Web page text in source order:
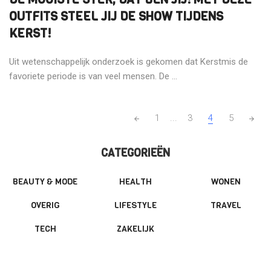
OUTFITS STEEL JIJ DE SHOW TIJDENS
KERST!
Uit wetenschappelijk onderzoek is gekomen dat Kerstmis de
favoriete periode is van veel mensen. De ...
1 ... 3 4 5
CATEGORIEËN
BEAUTY & MODE HEALTH WONEN
OVERIG LIFESTYLE TRAVEL
TECH ZAKELIJK